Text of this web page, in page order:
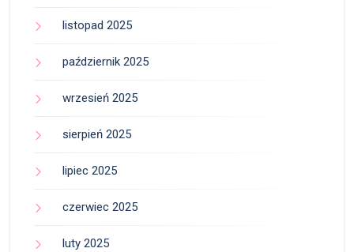
listopad 2025
październik 2025
wrzesień 2025
sierpień 2025
lipiec 2025
czerwiec 2025
luty 2025